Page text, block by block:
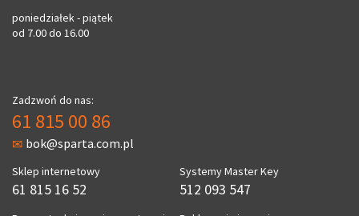
poniedziałek - piątek
od 7.00 do 16.00
Zadzwoń do nas:
61 815 00 86
bok@sparta.com.pl
Sklep internetowy
61 815 16 52
Systemy Master Key
512 093 547